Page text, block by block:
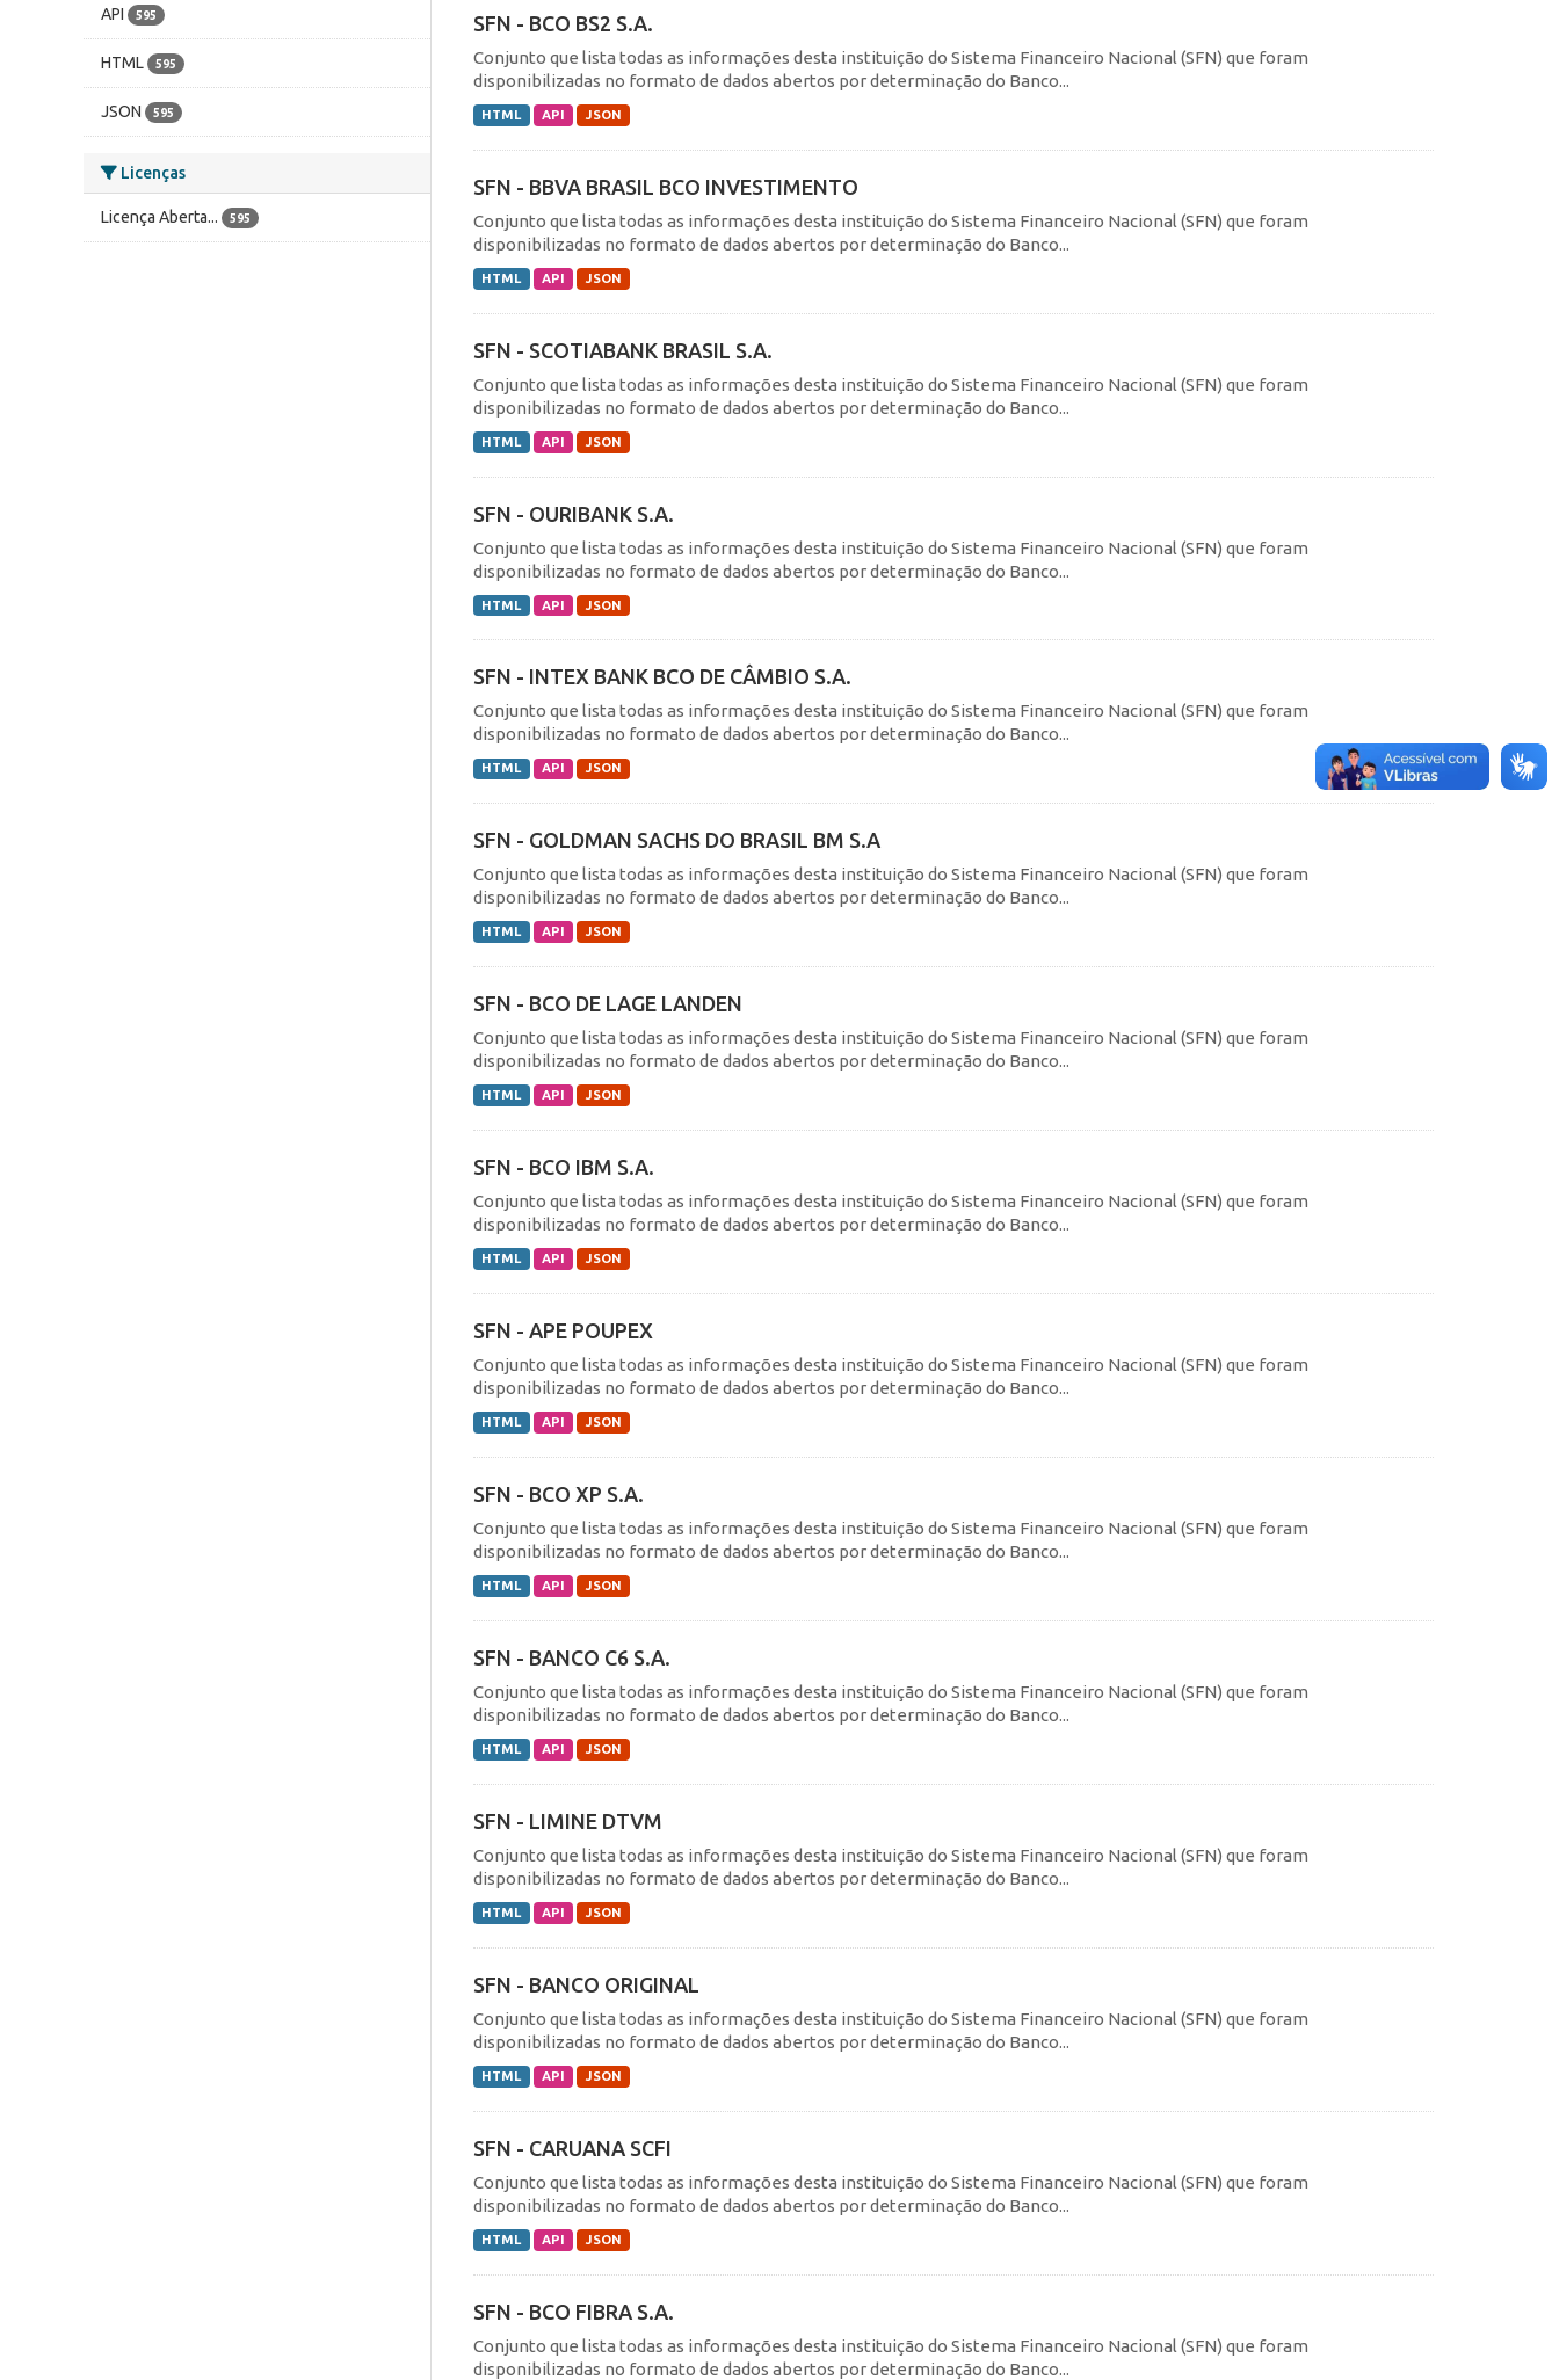
API 595
HTML 595
JSON 595
Licenças
Licença Aberta... 595
SFN - BCO BS2 S.A.
Conjunto que lista todas as informações desta instituição do Sistema Financeiro Nacional (SFN) que foram
disponibilizadas no formato de dados abertos por determinação do Banco...
HTML API JSON
SFN - BBVA BRASIL BCO INVESTIMENTO
Conjunto que lista todas as informações desta instituição do Sistema Financeiro Nacional (SFN) que foram
disponibilizadas no formato de dados abertos por determinação do Banco...
HTML API JSON
SFN - SCOTIABANK BRASIL S.A.
Conjunto que lista todas as informações desta instituição do Sistema Financeiro Nacional (SFN) que foram
disponibilizadas no formato de dados abertos por determinação do Banco...
HTML API JSON
SFN - OURIBANK S.A.
Conjunto que lista todas as informações desta instituição do Sistema Financeiro Nacional (SFN) que foram
disponibilizadas no formato de dados abertos por determinação do Banco...
HTML API JSON
SFN - INTEX BANK BCO DE CÂMBIO S.A.
Conjunto que lista todas as informações desta instituição do Sistema Financeiro Nacional (SFN) que foram
disponibilizadas no formato de dados abertos por determinação do Banco...
HTML API JSON
SFN - GOLDMAN SACHS DO BRASIL BM S.A
Conjunto que lista todas as informações desta instituição do Sistema Financeiro Nacional (SFN) que foram
disponibilizadas no formato de dados abertos por determinação do Banco...
HTML API JSON
SFN - BCO DE LAGE LANDEN
Conjunto que lista todas as informações desta instituição do Sistema Financeiro Nacional (SFN) que foram
disponibilizadas no formato de dados abertos por determinação do Banco...
HTML API JSON
SFN - BCO IBM S.A.
Conjunto que lista todas as informações desta instituição do Sistema Financeiro Nacional (SFN) que foram
disponibilizadas no formato de dados abertos por determinação do Banco...
HTML API JSON
SFN - APE POUPEX
Conjunto que lista todas as informações desta instituição do Sistema Financeiro Nacional (SFN) que foram
disponibilizadas no formato de dados abertos por determinação do Banco...
HTML API JSON
SFN - BCO XP S.A.
Conjunto que lista todas as informações desta instituição do Sistema Financeiro Nacional (SFN) que foram
disponibilizadas no formato de dados abertos por determinação do Banco...
HTML API JSON
SFN - BANCO C6 S.A.
Conjunto que lista todas as informações desta instituição do Sistema Financeiro Nacional (SFN) que foram
disponibilizadas no formato de dados abertos por determinação do Banco...
HTML API JSON
SFN - LIMINE DTVM
Conjunto que lista todas as informações desta instituição do Sistema Financeiro Nacional (SFN) que foram
disponibilizadas no formato de dados abertos por determinação do Banco...
HTML API JSON
SFN - BANCO ORIGINAL
Conjunto que lista todas as informações desta instituição do Sistema Financeiro Nacional (SFN) que foram
disponibilizadas no formato de dados abertos por determinação do Banco...
HTML API JSON
SFN - CARUANA SCFI
Conjunto que lista todas as informações desta instituição do Sistema Financeiro Nacional (SFN) que foram
disponibilizadas no formato de dados abertos por determinação do Banco...
HTML API JSON
SFN - BCO FIBRA S.A.
Conjunto que lista todas as informações desta instituição do Sistema Financeiro Nacional (SFN) que foram
disponibilizadas no formato de dados abertos por determinação do Banco...